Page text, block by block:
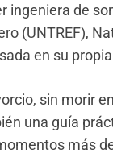
ingeniera de
(UNTREF),
en su
sin morir
una guía
más